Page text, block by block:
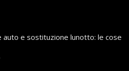
auto e sostituzione lunotto: le cose